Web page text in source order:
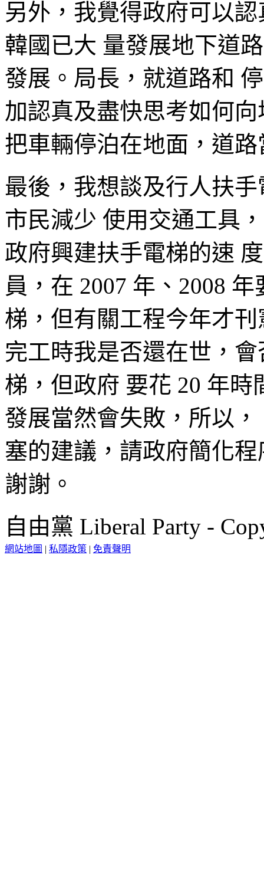
另外，我覺得政府可以
韓國已大 量發展地下道
發展。局長，就道路和
加認真及盡快思考如何
把車輛停泊在地面，道
最後，我想談及行人扶
市民減少 使用交通工具
政府興建扶手電梯的速
員，在 2007 年、2008
梯，但有關工程今年才
完工時我是否還在世，
梯，但政府 要花 20 年
發展當然會失敗，所以
塞的建議，請政府簡化
謝謝。
自由黨 Liberal Party -
網站地圖 | 私隱政策 | 免責聲明